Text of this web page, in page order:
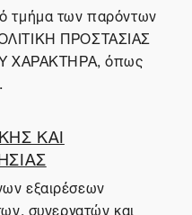
τμήμα των παρόντων
ΠΡΟΣΤΑΣΙΑΣ
όπως
ΚΑΙ
εξαιρέσεων
συνεργατών και